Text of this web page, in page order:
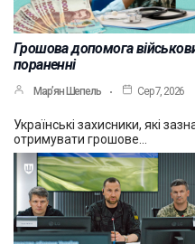
Грошова допомога
пораненні
Мар’ян Шепель Сер 7, 2026
Українські захисники, які
отримувати грошове…